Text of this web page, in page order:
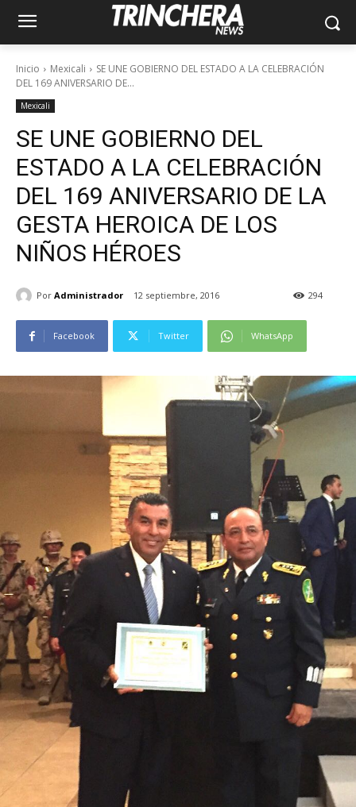
Inicio Mexicali
SE UNE GOBIERNO DEL ESTADO A LA CELEBRACIÓN
DEL 169 ANIVERSARIO DE...
Mexicali
SE UNE GOBIERNO DEL
ESTADO A LA CELEBRACIÓN
DEL 169 ANIVERSARIO DE LA
GESTA HEROICA DE LOS
NIÑOS HÉROES
Por Administrador 12 septiembre, 2016 294
Facebook Twitter WhatsApp